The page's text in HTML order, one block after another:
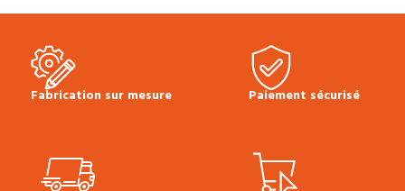
stock.
Fabrication sur mesure Paiement sécurisé